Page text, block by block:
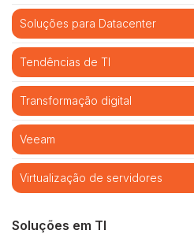
Soluções para Datacenter
Tendências de TI
Transformação digital
Veeam
Virtualização de servidores
Soluções em TI